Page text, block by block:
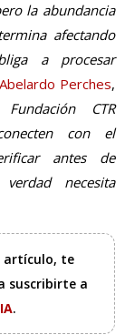
la abundancia
afectando
a procesar
Abelardo Perches,
Fundación CTR
con el
antes de
necesita
artículo, te
suscribirte a
.